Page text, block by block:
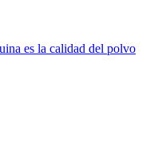
es la calidad del polvo